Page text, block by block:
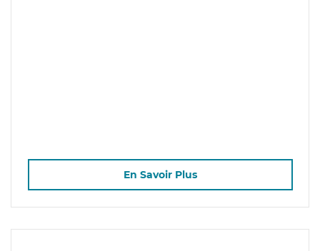
En Savoir Plus